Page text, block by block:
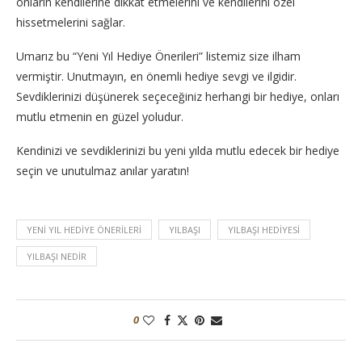
hissetmelerini sağlar.
Umarız bu “Yeni Yıl Hediye Önerileri” listemiz size ilham
vermiştir. Unutmayın, en önemli hediye sevgi ve ilgidir.
Sevdiklerinizi düşünerek seçeceğiniz herhangi bir hediye, onları
mutlu etmenin en güzel yoludur.
Kendinizi ve sevdiklerinizi bu yeni yılda mutlu edecek bir hediye
seçin ve unutulmaz anılar yaratın!
YENI YIL HEDIYE ÖNERILERI YILBAŞI YILBAŞI HEDIYESI
YILBAŞI NEDIR
0